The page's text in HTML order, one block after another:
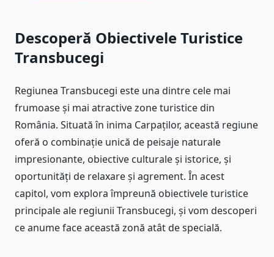
Descoperă Obiectivele Turistice
Transbucegi
Regiunea Transbucegi este una dintre cele mai
frumoase și mai atractive zone turistice din
România. Situată în inima Carpaților, această regiune
oferă o combinație unică de peisaje naturale
impresionante, obiective culturale și istorice, și
oportunități de relaxare și agrement. În acest
capitol, vom explora împreună obiectivele turistice
principale ale regiunii Transbucegi, și vom descoperi
ce anume face această zonă atât de specială.